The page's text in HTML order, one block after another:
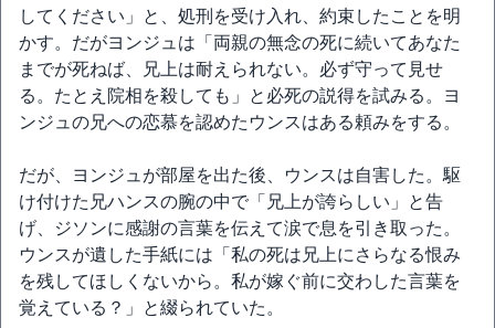
してください」と、処刑を受け入れ、約束したことを明
かす。だがヨンジュは「両親の無念の死に続いてあなた
までが死ねば、兄上は耐えられない。必ず守って見せ
る。たとえ院相を殺しても」と必死の説得を試みる。ヨ
ンジュの兄への恋慕を認めたウンスはある頼みをする。
だが、ヨンジュが部屋を出た後、ウンスは自害した。駆
け付けた兄ハンスの腕の中で「兄上が誇らしい」と告
げ、ジソンに感謝の言葉を伝えて涙で息を引き取った。
ウンスが遺した手紙には「私の死は兄上にさらなる恨み
を残してほしくないから。私が嫁ぐ前に交わした言葉を
覚えている？」と綴られていた。